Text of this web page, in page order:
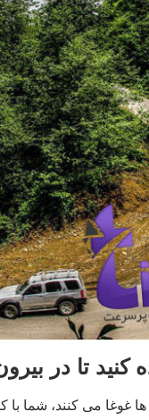
غوغا می کنند، شما